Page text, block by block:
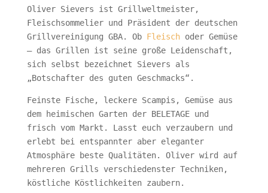
Oliver Sievers ist Grillweltmeister,
Fleischsommelier und Präsident der deutschen
Grillvereinigung GBA. Ob Fleischoder Gemüse
– das Grillen ist seine große Leidenschaft,
sich selbst bezeichnet Sievers als
„Botschafter des guten Geschmacks“.
Feinste Fische, leckere Scampis, Gemüse aus
dem heimischen Garten der BELETAGE und
frisch vom Markt. Lasst euch verzaubern und
erlebt bei entspannter aber eleganter
Atmosphäre beste Qualitäten. Oliver wird auf
mehreren Grills verschiedenster Techniken,
köstliche Köstlichkeiten zaubern.